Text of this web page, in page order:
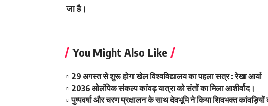
जा है।
You Might Also Like
29 अगस्त से शुरू होगा खेल विश्वविद्यालय का पहला सत्र : रेखा आर्या
2036 ओलंपिक संकल्प कांवड़ यात्रा को संतों का मिला आशीर्वाद।
पुष्पवर्षा और चरण प्रक्षालन के साथ देवभूमि ने किया शिवभक्त